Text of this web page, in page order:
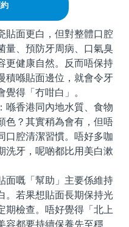
面更白，但對整體口腔
量、預防牙周病、口氣臭
更健康自然。反而唔保持
積喺貼面邊位，就會令牙
得「冇咁白」。
香港同內地水質、食物
色？其實稍為會有，但唔
口腔清潔習慣。唔好多咖
洗牙，呢啲都比用美白漱
嘅「幫助」主要係維持
。若果想貼面長期保持光
期檢查。唔好覺得「北上
容都要持續保養先至穩